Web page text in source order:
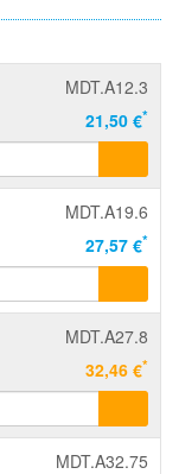
MDT.A12.3
21,50 €*
MDT.A19.6
27,57 €*
MDT.A27.8
32,46 €*
MDT.A32.75